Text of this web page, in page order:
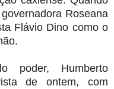
Roseana
Flávio Dino como o
poder, Humberto
de ontem, com